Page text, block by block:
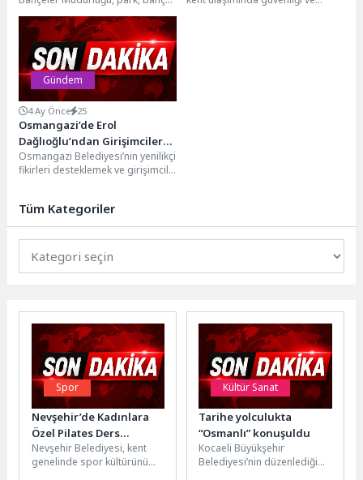
ve yeşil alanların bakımını daha
hızlı ve...
Gündem
4 Ay Önce 25
Osmangazi’de Erol
Dağlıoğlu’ndan Girişimcilere
Altın Tavsiyeler
Osmangazi Belediyesi’nin yenilikçi
fikirleri desteklemek ve girişimcilik
“Girişimci Kafası” söyleşilerinin
konuğu...
Tüm Kategoriler
Spor
Nevşehir’de Kadınlara
Özel Pilates Ders
Kayıtları Başladı
Nevşehir Belediyesi, kent
genelinde spor kültürünü
Kültür Sanat
Tarihe yolculukta
“Osmanlı” konuşuldu
Kocaeli Büyükşehir
Belediyesi’nin düzenlediği